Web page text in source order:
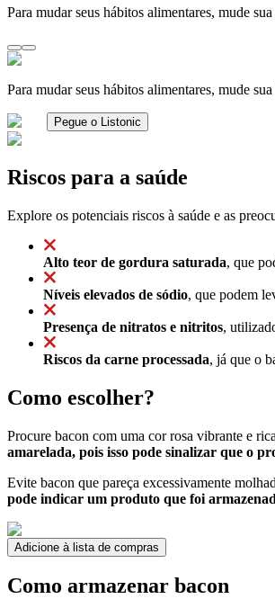
Para mudar seus hábitos alimentares, mude
Para mudar seus hábitos alimentares, mude
Pegue o Listonic
Riscos para a saúde
Explore os potenciais riscos à saúde e as
Alto teor de gordura saturada, que
Níveis elevados de sódio, que podem
Presença de nitratos e nitritos,
Riscos da carne processada, já que o
Como escolher?
Procure bacon com uma cor rosa vibrante e
amarelada, pois isso pode sinalizar que o
Evite bacon que pareça excessivamente
pode indicar um produto que foi
Adicione à lista de compras
Como armazenar bacon